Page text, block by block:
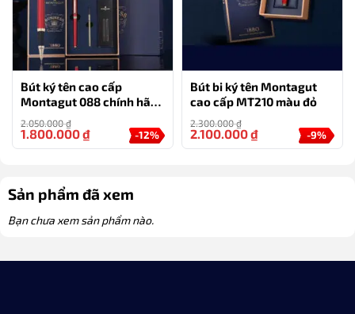
Bút ký tên cao cấp
Montagut 088 chính hãng
màu đỏ tặng kèm 3 ngòi,
túi và hộp
2.050.000₫
-12%
1.800.000₫
Bút bi ký tên Montagut
cao cấp MT210 màu đỏ
2.300.000₫
-9%
2.100.000₫
Sản phẩm đã xem
Bạn chưa xem sản phẩm nào.